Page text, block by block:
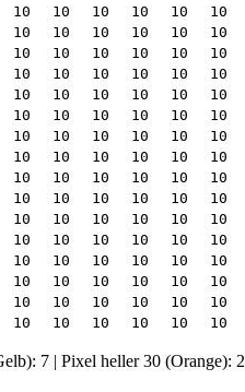
10 10 10 10 10 10
10 10 10 10 10 10
10 10 10 10 10 10
10 10 10 10 10 10
10 10 10 10 10 10
10 10 10 10 10 10
10 10 10 10 10 10
10 10 10 10 10 10
10 10 10 10 10 10
10 10 10 10 10 10
10 10 10 10 10 10
10 10 10 10 10 10
10 10 10 10 10 10
10 10 10 10 10 10
10 10 10 10 10 10
10 10 10 10 10 10
7 | Pixel heller 30 (Orange): 2